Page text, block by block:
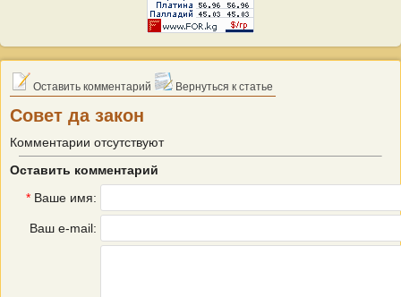
Оставить комментарий Вернуться к статье
Совет да закон
Комментарии отсутствуют
Оставить комментарий
* Ваше имя:
Ваш e-mail: